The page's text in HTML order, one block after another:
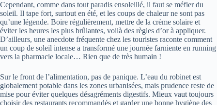
Cependant, comme dans tout paradis ensoleillé, il faut se méfier du
soleil. Il tape fort, surtout en été, et les coups de chaleur ne sont pas
qu’une légende. Boire régulièrement, mettre de la crème solaire et
éviter les heures les plus brûlantes, voilà des règles d’or à appliquer.
D’ailleurs, une anecdote fréquente chez les touristes raconte comment
un coup de soleil intense a transformé une journée farniente en running
vers la pharmacie locale… Rien que de très humain !
Sur le front de l’alimentation, pas de panique. L’eau du robinet est
globalement potable dans les zones urbanisées, mais prudence reste de
mise pour éviter quelques désagréments digestifs. Mieux vaut toujours
choisir des restaurants recommandés et garder une bonne hygiène des